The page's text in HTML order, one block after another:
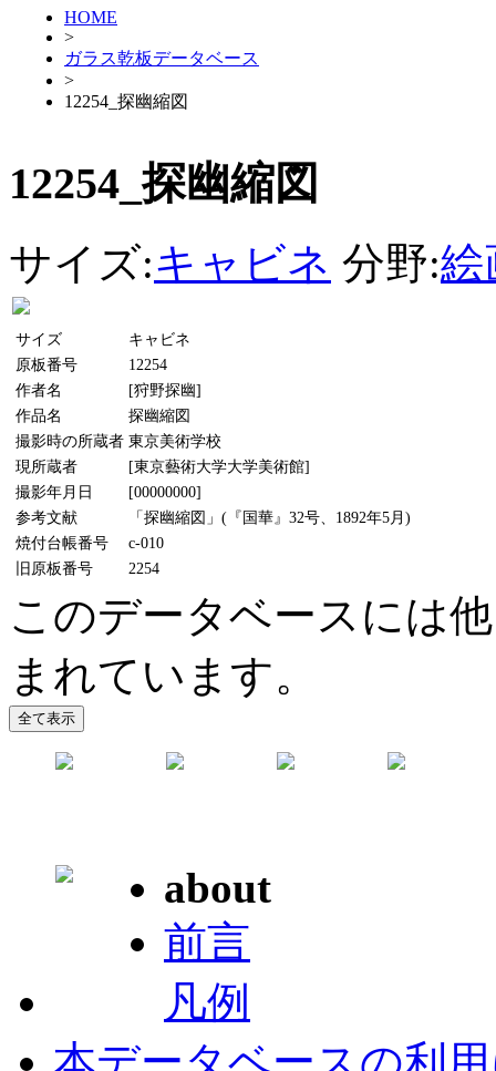
HOME
>
ガラス乾板データベース
>
12254_探幽縮図
12254_探幽縮図
サイズ:キャビネ 分野:絵
サイズ
キャビネ
原板番号
12254
作者名
[狩野探幽]
作品名
探幽縮図
撮影時の所蔵者 東京美術学校
現所蔵者
[東京藝術大学大学美術館]
撮影年月日
[00000000]
参考文献
「探幽縮図」(『国華』32号、1892年5月)
焼付台帳番号
c-010
旧原板番号
2254
このデータベースには
まれています。
about
前言
凡例